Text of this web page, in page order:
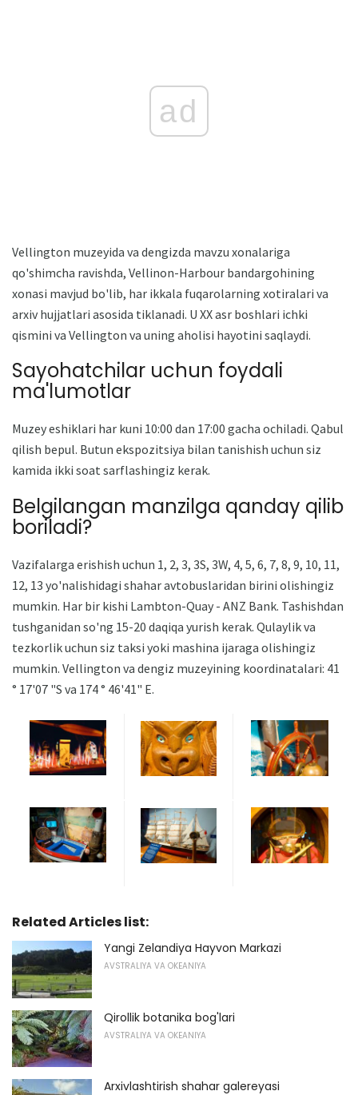
ad
Vellington muzeyida va dengizda mavzu xonalariga
qo'shimcha ravishda, Vellinon-Harbour bandargohining
xonasi mavjud bo'lib, har ikkala fuqarolarning xotiralari va
arxiv hujjatlari asosida tiklanadi. U XX asr boshlari ichki
qismini va Vellington va uning aholisi hayotini saqlaydi.
Sayohatchilar uchun foydali
ma'lumotlar
Muzey eshiklari har kuni 10:00 dan 17:00 gacha ochiladi. Qabul
qilish bepul. Butun ekspozitsiya bilan tanishish uchun siz
kamida ikki soat sarflashingiz kerak.
Belgilangan manzilga qanday qilib
boriladi?
Vazifalarga erishish uchun 1, 2, 3, 3S, 3W, 4, 5, 6, 7, 8, 9, 10, 11,
12, 13 yo'nalishidagi shahar avtobuslaridan birini olishingiz
mumkin. Har bir kishi Lambton-Quay - ANZ Bank. Tashishdan
tushganidan so'ng 15-20 daqiqa yurish kerak. Qulaylik va
tezkorlik uchun siz taksi yoki mashina ijaraga olishingiz
mumkin. Vellington va dengiz muzeyining koordinatalari: 41
° 17'07 "S va 174 ° 46'41" E.
Related Articles list:
Yangi Zelandiya Hayvon Markazi
AVSTRALIYA VA OKEANIYA
Qirollik botanika bog'lari
AVSTRALIYA VA OKEANIYA
Arxivlashtirish shahar galereyasi